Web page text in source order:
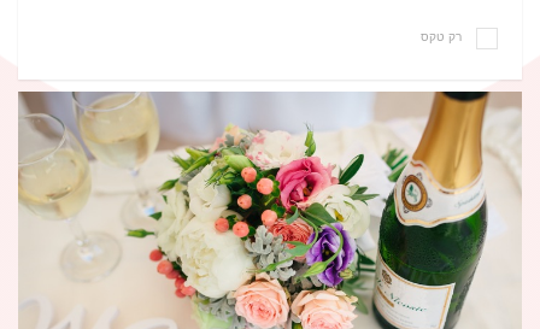
רק טקס